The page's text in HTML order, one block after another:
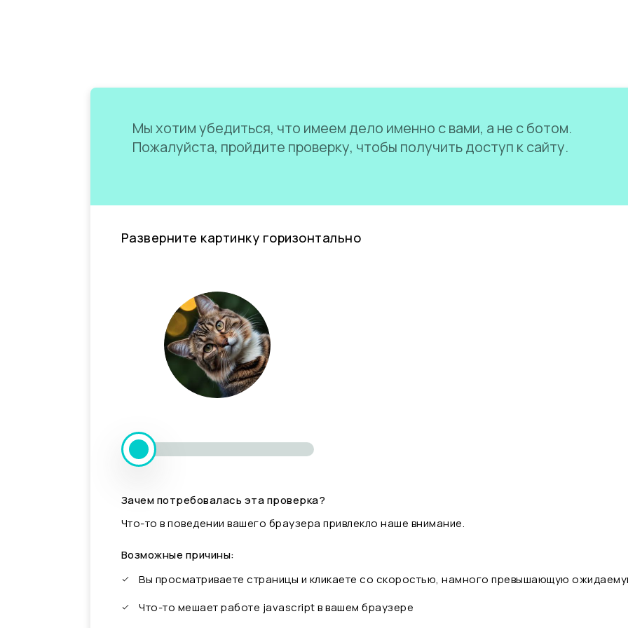
Мы хотим убедиться, что имеем дело именно с вами, а не с ботом.
Пожалуйста, пройдите проверку, чтобы получить доступ к сайту.
Разверните картинку горизонтально
Зачем потребовалась эта проверка?
Что-то в поведении вашего браузера привлекло наше внимание.
Возможные причины:
Вы просматриваете страницы и кликаете со скоростью, намного превышающую
Что-то мешает работе javascript в вашем браузере